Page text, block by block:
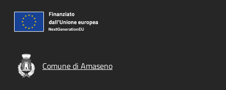
Comune di Amaseno